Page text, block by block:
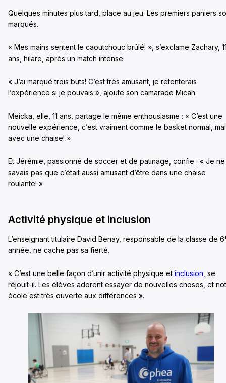
Quelques minutes plus tard, place au jeu. Les premiers paniers
marqués.
« Mes mains sentent le caoutchouc brûlé! », s’exclame Zachary,
ans, hilare, après un match intense.
« J’ai marqué trois buts! C’est très amusant, je retenterais
l’expérience si je pouvais », ajoute son camarade Micah.
Meicka, elle, 11 ans, partage le même enthousiasme : « C’est une
nouvelle expérience, c’est vraiment comme le basket normal,
avec une chaise! »
Et Jérémie, passionné de soccer et de patinage, confie : « Je ne
savais pas que c’était aussi amusant d’être dans une chaise
roulante! »
Activité physique et inclusion
L’enseignant titulaire David Benay, responsable de la classe de
année, ne cache pas sa fierté.
« C’est une belle façon d’unir activité physique et inclusion , se
réjouit-il. Les élèves adorent essayer de nouvelles choses, et
école est très ouverte aux différences ».